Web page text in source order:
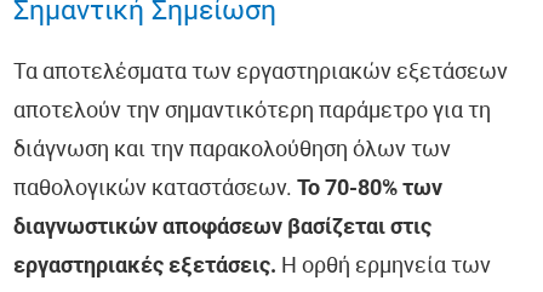
Σημαντική Σημείωση
Τα αποτελέσματα των εργαστηριακών εξετάσεων
αποτελούν την σημαντικότερη παράμετρο για τη
διάγνωση και την παρακολούθηση όλων των
παθολογικών καταστάσεων.Το 70-80% των
διαγνωστικών αποφάσεων βασίζεται στις
εργαστηριακές εξετάσεις. Η ορθή ερμηνεία των